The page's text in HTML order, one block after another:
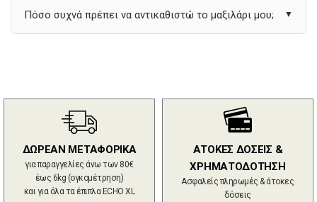
Πόσο συχνά πρέπει να αντικαθιστώ το μαξιλάρι μου; ▼
ΔΩΡΕΑΝ ΜΕΤΑΦΟΡΙΚΑ
για παραγγελίες άνω των 80€
έως 6kg (ογκομέτρηση)
και για όλα τα έπιπλα ECHO XL
ΑΤΟΚΕΣ ΔΟΣΕΙΣ &
ΧΡΗΜΑΤΟΔΟΤΗΣΗ
Ασφαλείς πληρωμές & άτοκες
δόσεις